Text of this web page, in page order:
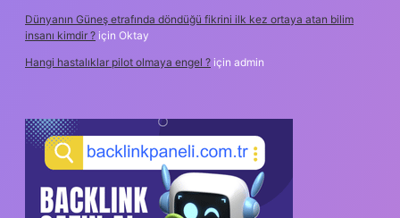
Dünyanın Güneş etrafında döndüğü fikrini ilk kez ortaya atan bilim
insanı kimdir ? için Oktay
Hangi hastalıklar pilot olmaya engel ? için admin